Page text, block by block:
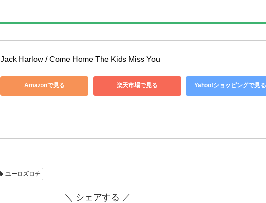
Jack Harlow / Come Home The Kids Miss You
Amazonで見る 楽天市場で見る Yahoo!ショッピングで見る
ユーロズロチ
＼ シェアする ／